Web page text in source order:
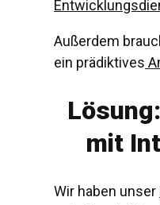
Außerdem
ein prädiktives
mit
Wir haben unser